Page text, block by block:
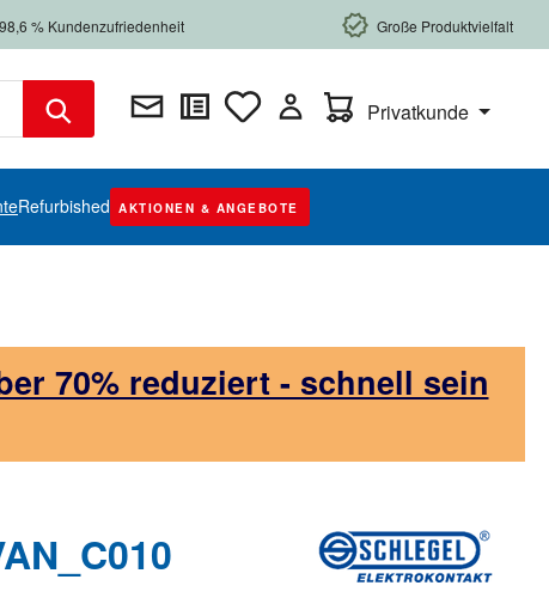
98,6 % Kundenzufriedenheit Große Produktvielfalt
Warenkorb enthält 0
Privatkunde
Refurbished AKTIONEN & ANGEBOTE
70% reduziert - schnell sein